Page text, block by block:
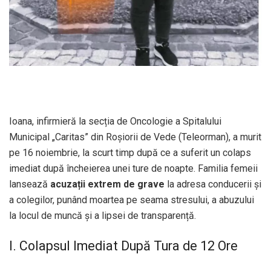
Ioana, infirmieră la secția de Oncologie a Spitalului
Municipal „Caritas” din Roșiorii de Vede (Teleorman), a murit
pe 16 noiembrie, la scurt timp după ce a suferit un colaps
imediat după încheierea unei ture de noapte. Familia femeii
lansează acuzații extrem de grave la adresa conducerii și
a colegilor, punând moartea pe seama stresului, a abuzului
la locul de muncă și a lipsei de transparență.
I. Colapsul Imediat După Tura de 12 Ore